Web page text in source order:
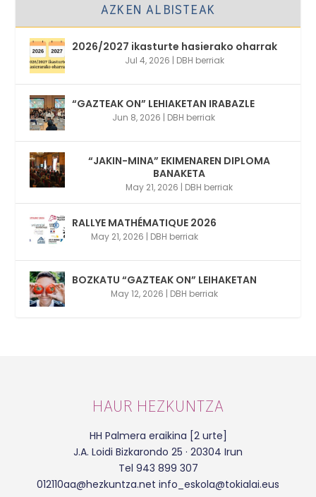
AZKEN ALBISTEAK
2026/2027 ikasturte hasierako oharrak
Jul 4, 2026 | DBH berriak
“GAZTEAK ON” LEHIAKETAN IRABAZLE
Jun 8, 2026 | DBH berriak
“JAKIN-MINA” EKIMENAREN DIPLOMA
BANAKETA
May 21, 2026 | DBH berriak
RALLYE MATHÉMATIQUE 2026
May 21, 2026 | DBH berriak
BOZKATU “GAZTEAK ON” LEIHAKETAN
May 12, 2026 | DBH berriak
HAUR HEZKUNTZA
HH Palmera eraikina [2 urte]
J.A. Loidi Bizkarondo 25 · 20304 Irun
Tel 943 899 307
012110aa@hezkuntza.net info_eskola@tokialai.eus